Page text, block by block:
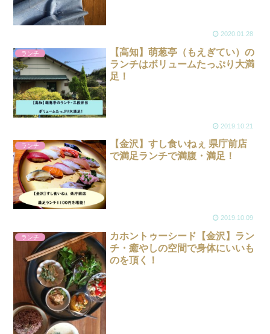
2020.01.28
ランチ
【高知】萌葱亭（もえぎてい）の
ランチはボリュームたっぷり大満
足！
2019.10.21
ランチ
【金沢】すし食いねぇ 県庁前店
で満足ランチで満腹・満足！
2019.10.09
ランチ
カホントゥーシード【金沢】ラン
チ・癒やしの空間で身体にいいも
のを頂く！